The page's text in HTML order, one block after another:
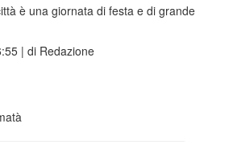
è una giornata di festa e di grande
| di Redazione